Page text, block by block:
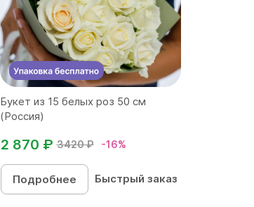
Букет из 15 белых роз 50 см
(Россия)
3420 ₽ -16%
2 870 ₽
Подробнее Быстрый заказ